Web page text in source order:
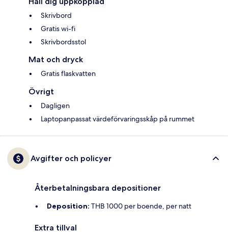
Skrivbord
Gratis wi-fi
Skrivbordsstol
Mat och dryck
Gratis flaskvatten
Övrigt
Dagligen
Laptopanpassat värdeförvaringsskåp på rummet
Avgifter och policyer
Återbetalningsbara depositioner
Deposition: THB 1000 per boende, per natt
Extra tillval